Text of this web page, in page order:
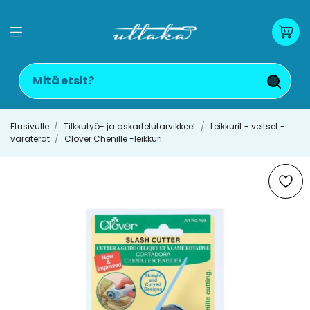
Etusivulle Tilkkutyö- ja askartelutarvikkeet
Leikkurit - veitset -
varaterät
Clover Chenille -leikkuri